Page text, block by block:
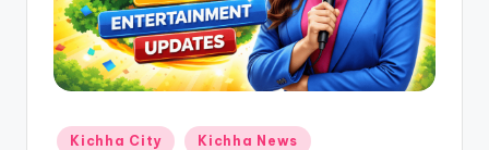
Kichha City Kichha News